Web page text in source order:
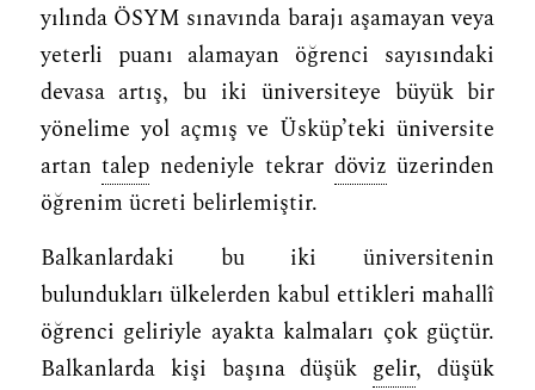
yılında ÖSYM sınavında barajı aşamayan veya
yeterli puanı alamayan öğrenci sayısındaki
devasa artış, bu iki üniversiteye büyük bir
yönelime yol açmış ve Üsküp’teki üniversite
artantalep nedeniyle tekrar döviz üzerinden
öğrenim ücreti belirlemiştir.
Balkanlardaki bu iki üniversitenin
bulundukları ülkelerden kabul ettikleri mahallî
öğrenci geliriyle ayakta kalmaları çok güçtür.
Balkanlarda kişi başına düşük gelir, düşük